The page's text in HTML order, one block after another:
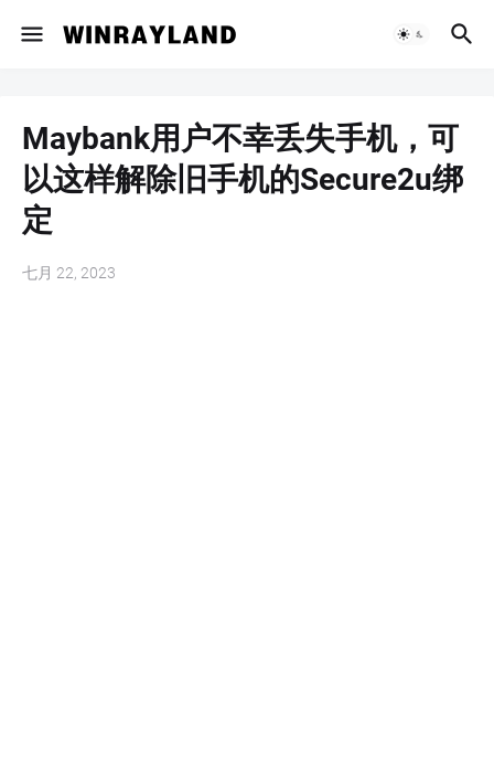
Maybank用户不幸丢失手机，可
以这样解除旧手机的Secure2u绑
定
七月 22, 2023